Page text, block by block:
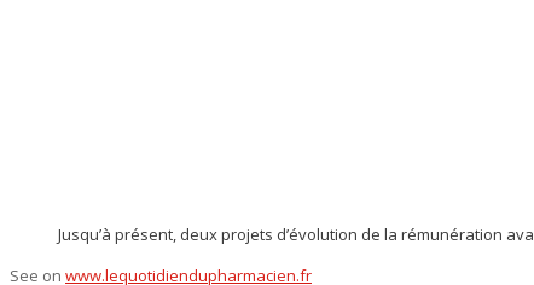
Jusqu’à présent, deux projets d’évolution de la rémunération
See on www.lequotidiendupharmacien.fr